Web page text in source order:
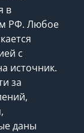
в
РФ. Любое
с
источник.
за
даны